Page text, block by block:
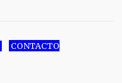
CONTACTO